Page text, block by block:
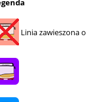
Linia zawieszona